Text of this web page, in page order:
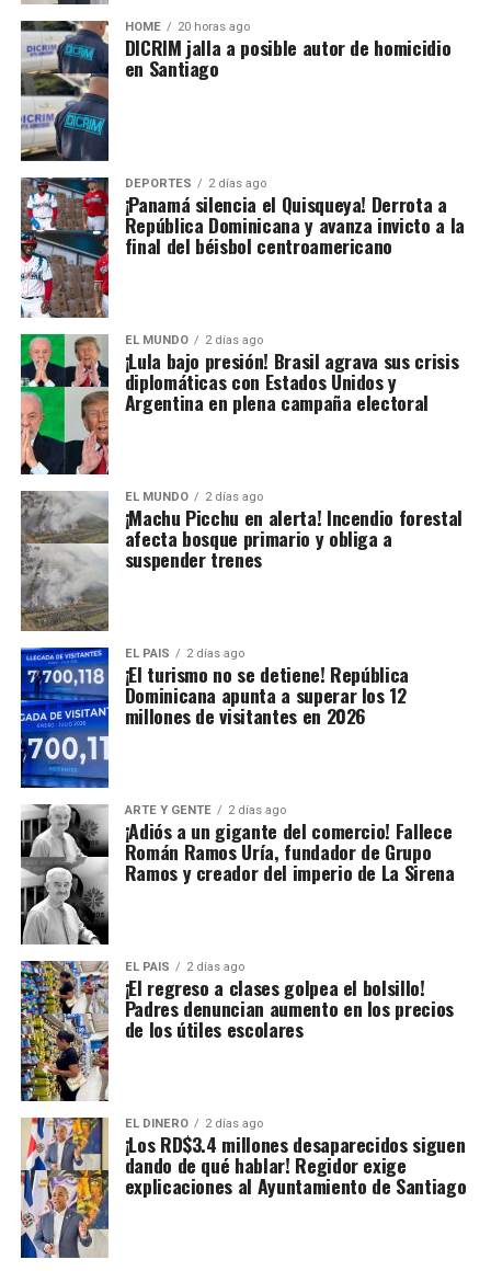
HOME 20 horas ago
DICRIM jalla a posible autor de homicidio
en Santiago
DEPORTES 2 días ago
¡Panamá silencia el Quisqueya! Derrota a
República Dominicana y avanza invicto a la
final del béisbol centroamericano
EL MUNDO 2 días ago
¡Lula bajo presión! Brasil agrava sus crisis
diplomáticas con Estados Unidos y
Argentina en plena campaña electoral
EL MUNDO 2 días ago
¡Machu Picchu en alerta! Incendio forestal
afecta bosque primario y obliga a
suspender trenes
EL PAIS 2 días ago
¡El turismo no se detiene! República
Dominicana apunta a superar los 12
millones de visitantes en 2026
ARTE Y GENTE 2 días ago
¡Adiós a un gigante del comercio! Fallece
Román Ramos Uría, fundador de Grupo
Ramos y creador del imperio de La Sirena
EL PAIS 2 días ago
¡El regreso a clases golpea el bolsillo!
Padres denuncian aumento en los precios
de los útiles escolares
EL DINERO 2 días ago
¡Los RD$3.4 millones desaparecidos siguen
dando de qué hablar! Regidor exige
explicaciones al Ayuntamiento de Santiago